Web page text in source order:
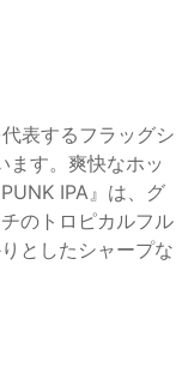
表するフラッグシ
ます。爽快なホッ
IPA』は、グ
のトロピカルフル
としたシャープな